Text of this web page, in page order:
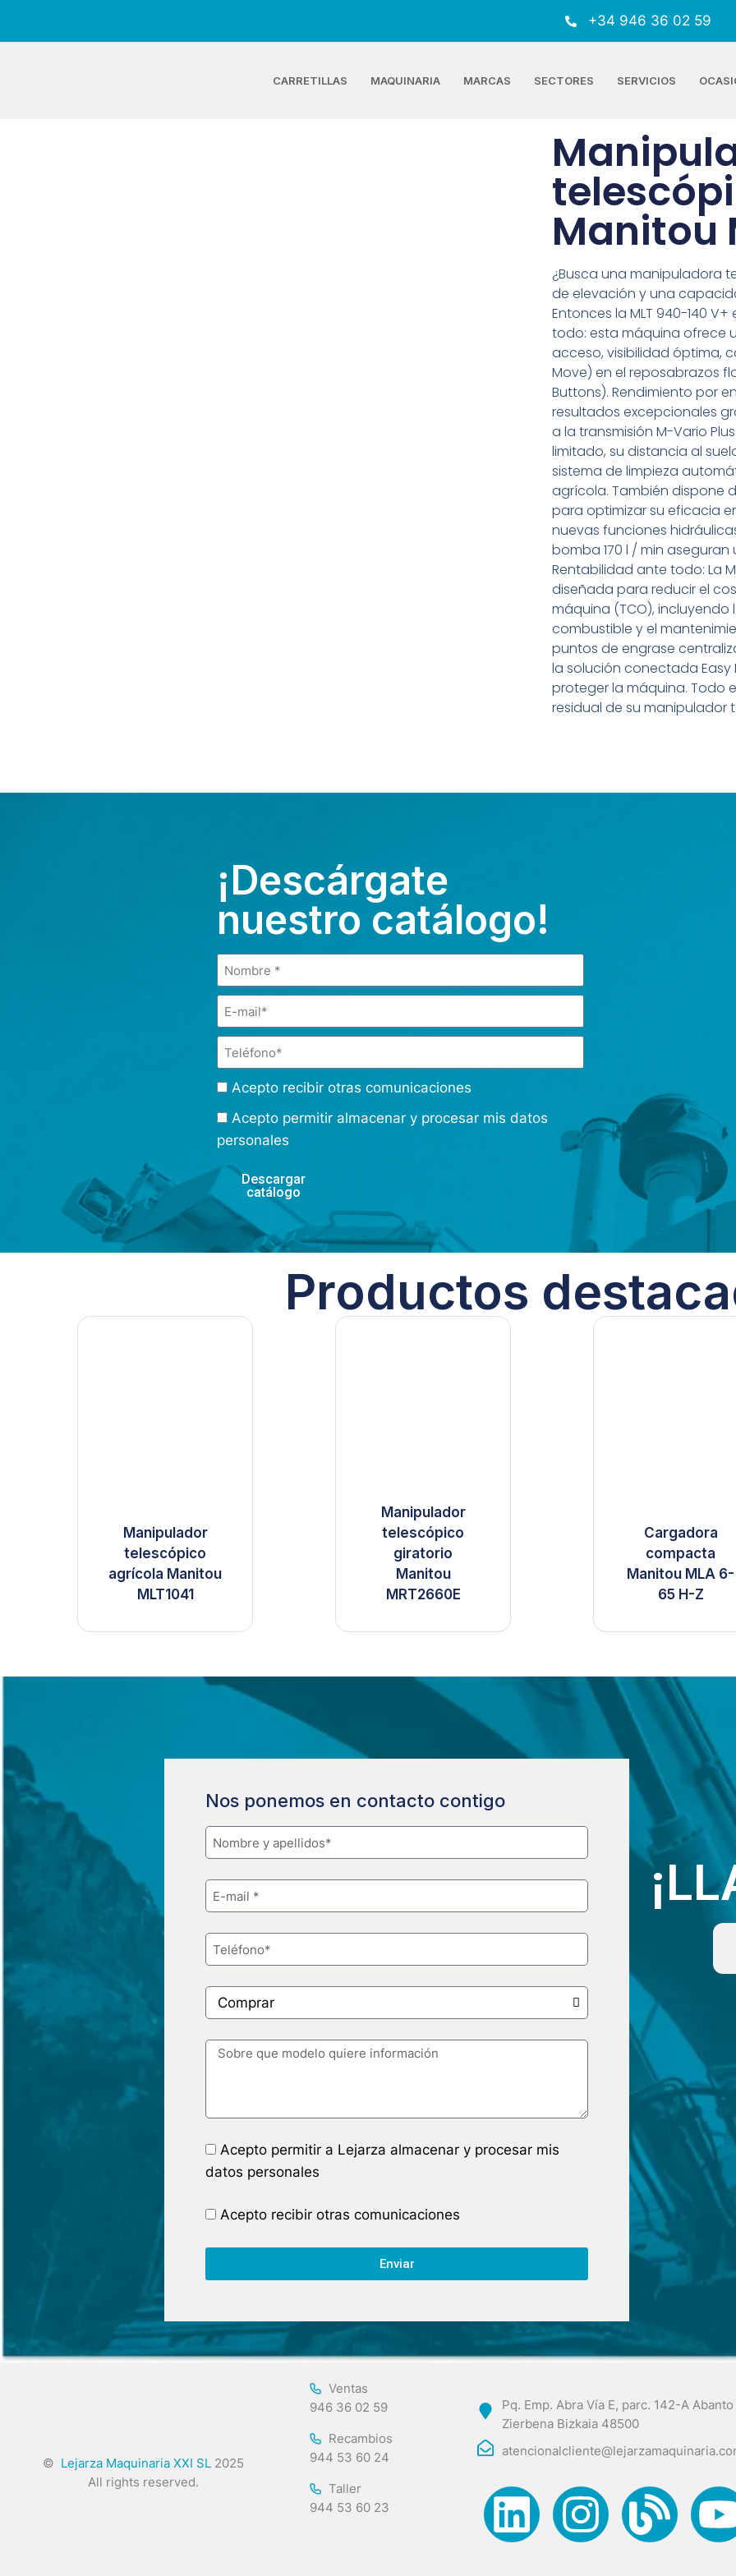
+34 946 36 02 59
CARRETILLAS MAQUINARIA MARCAS SECTORES SERVICIOS
Manitou
¿Busca una manipuladora
de elevación y una
Entonces la MLT 940-140
todo: esta máquina ofrece
acceso, visibilidad óptima,
Move) en el reposabrazos
Buttons). Rendimiento por
resultados excepcionales
a la transmisión M-Vario
limitado, su distancia al
sistema de limpieza
agrícola. También dispone
para optimizar su eficacia
nuevas funciones
bomba 170 l / min
Rentabilidad ante todo: La
diseñada para reducir el
máquina (TCO),
combustible y el
puntos de engrase
la solución conectada
proteger la máquina. Todo
residual de su manipulador
¡Descárgate
nuestro catálogo!
Acepto recibir otras comunicaciones
Acepto permitir almacenar y procesar mis datos
personales
Descargar
catálogo
Productos
Manipulador
telescópico
agrícola Manitou
MLT1041
Manipulador
telescópico
giratorio
Manitou
MRT2660E
Cargadora
compacta
Manitou MLA 6-
65 H-Z
Nos ponemos en contacto contigo
Acepto permitir a Lejarza almacenar y procesar mis
datos personales
Acepto recibir otras comunicaciones
Enviar
© Lejarza Maquinaria XXI SL 2025
All rights reserved.
Ventas
946 36 02 59
Recambios
944 53 60 24
Taller
944 53 60 23
Pq. Emp. Abra Vía E, parc. 142-A
Zierbena Bizkaia 48500